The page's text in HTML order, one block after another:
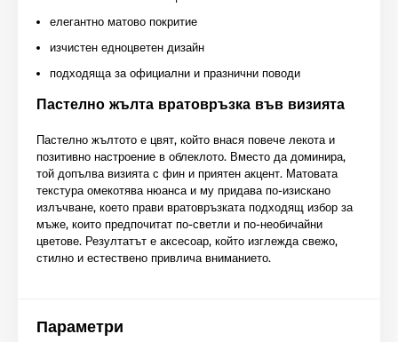
елегантно матово покритие
изчистен едноцветен дизайн
подходяща за официални и празнични поводи
Пастелно жълта вратовръзка във визията
Пастелно жълтото е цвят, който внася повече лекота и
позитивно настроение в облеклото. Вместо да доминира,
той допълва визията с фин и приятен акцент. Матовата
текстура омекотява нюанса и му придава по-изискано
излъчване, което прави вратовръзката подходящ избор за
мъже, които предпочитат по-светли и по-необичайни
цветове. Резултатът е аксесоар, който изглежда свежо,
стилно и естествено привлича вниманието.
Параметри